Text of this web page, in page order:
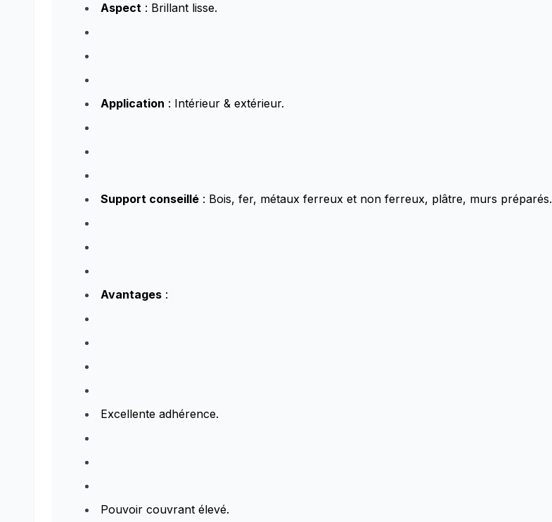
Aspect : Brillant lisse.
Application : Intérieur & extérieur.
Support conseillé : Bois, fer, métaux ferreux et non ferreux, plâtre, murs préparés.
Avantages :
Excellente adhérence.
Pouvoir couvrant élevé.